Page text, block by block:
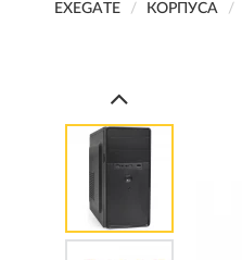
EXEGATE КОРПУСА